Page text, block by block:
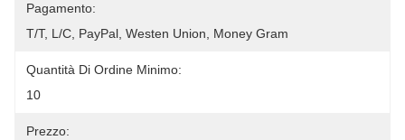
Pagamento:
T/T, L/C, PayPal, Westen Union, Money Gram
Quantità Di Ordine Minimo:
10
Prezzo: